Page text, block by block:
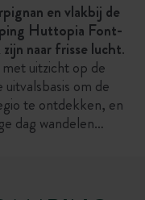
en vlakbij de
Huttopia Font-
naar frisse lucht.
uitzicht op de
om de
te ontdekken, en
dag wandelen…